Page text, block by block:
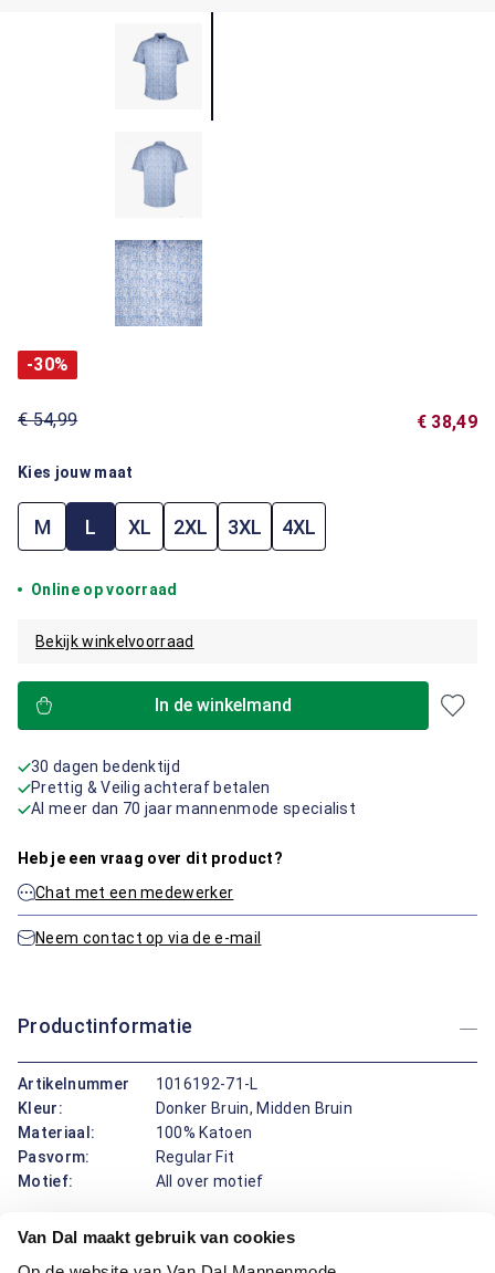
Van Dal maakt gebruik van cookies
-30%
€ 54,99 € 38,49
Kies jouw maat
M L XL 2XL 3XL 4XL
Online op voorraad
Bekijk winkelvoorraad
In de winkelmand
30 dagen bedenktijd
Prettig & Veilig achteraf betalen
Al meer dan 70 jaar mannenmode specialist
Heb je een vraag over dit product?
Chat met een medewerker
Neem contact op via de e-mail
Productinformatie
Artikelnummer
1016192-71-L
Kleur:
Donker Bruin, Midden Bruin
Materiaal:
100% Katoen
Pasvorm:
Regular Fit
Motief:
All over motief
Dit overhemd van Bartlett draagt prettig en ziet er verzorgd
uit. De button-down boord blijft mooi in vorm, handig als je